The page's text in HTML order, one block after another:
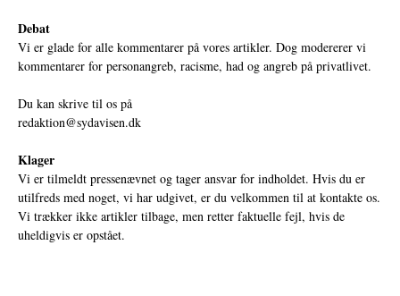
Debat
Vi er glade for alle kommentarer på vores artikler. Dog modererer vi
kommentarer for personangreb, racisme, had og angreb på privatlivet.
Du kan skrive til os på
redaktion@sydavisen.dk
Klager
Vi er tilmeldt pressenævnet og tager ansvar for indholdet. Hvis du er
utilfreds med noget, vi har udgivet, er du velkommen til at kontakte os.
Vi trækker ikke artikler tilbage, men retter faktuelle fejl, hvis de
uheldigvis er opstået.